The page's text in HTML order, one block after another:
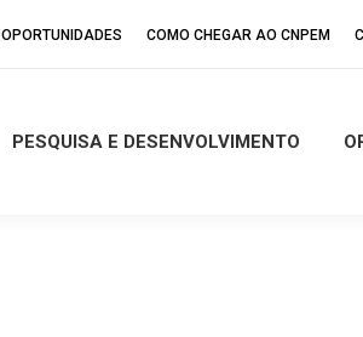
OPORTUNIDADES COMO CHEGAR AO CNPEM
PESQUISA E DESENVOLVIMENTO